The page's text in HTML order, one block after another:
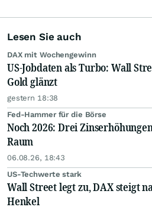
Lesen Sie auch
DAX mit Wochengewinn
US-Jobdaten als Turbo: Wall
Gold glänzt
gestern 18:38
Fed-Hammer für die Börse
Noch 2026: Drei
Raum
06.08.26, 18:43
US-Techwerte stark
Wall Street legt zu, DAX steigt
Henkel